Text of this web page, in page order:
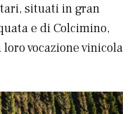
situati in gran
e di Colcimino,
vocazione vinicola